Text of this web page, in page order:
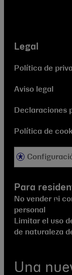
Una
Legal
Política de
Aviso legal
Declaraciones
Política de
Para
No vender ni
personal
Limitar el uso
de naturaleza